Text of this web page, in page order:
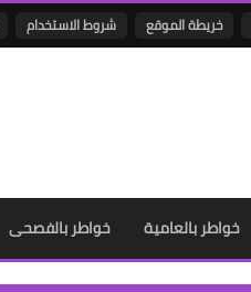
خريطة الموقع شروط الاستخدام
خواطر بالعامية خواطر بالفصحى